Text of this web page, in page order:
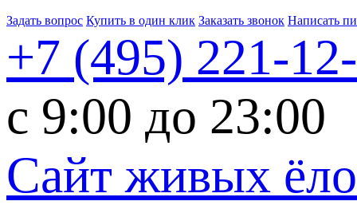
Задать вопрос Купить в один клик Заказать звонок Написать
+7 (495) 221-
c 9:00 до 23:00
Сайт живых